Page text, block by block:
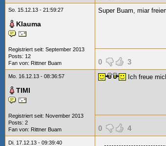
So. 15.12.13 - 21:59:27
Klauma
Registriert seit: September 2013
Posts: 12
Fan von: Rittner Buam
Super Buam, miar
0 3
Mo. 16.12.13 - 08:36:57
TIMI
Registriert seit: November 2013
Posts: 2
Fan von: Rittner Buam
Ich freue
0 4
Di. 17.12.13 - 09:39:40